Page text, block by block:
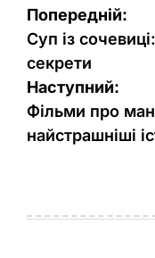
Навігація
записів
Попередній:
Суп із
секрети
Наступний:
Фільми про
найстрашніші